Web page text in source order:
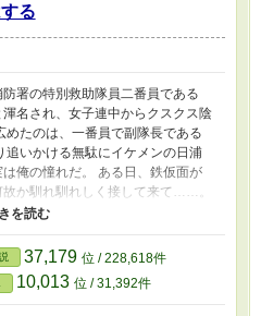
る
署の特別救助隊員二番員である
名され、女子連中からクスクス陰
たのは、一番員で副隊長である
追いかける無駄にイケメンの日浦
俺の憧れだ。 ある日、鉄仮面が
か馴れ馴れしく接して来て……。
失恋した消防士はそのうち陥落す
消防署24時すべては命を守る
の他、インターネット等参考に
37,179 位 / 228,618件
10,013 位 / 31,392件